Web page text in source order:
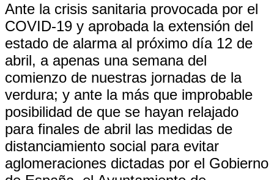
Ante la crisis sanitaria provocada por el
COVID-19 y aprobada la extensión del
estado de alarma al próximo día 12 de
abril, a apenas una semana del
comienzo de nuestras jornadas de la
verdura; y ante la más que improbable
posibilidad de que se hayan relajado
para finales de abril las medidas de
distanciamiento social para evitar
aglomeraciones dictadas por el Gobierno